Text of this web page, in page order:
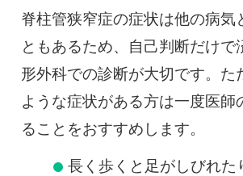
脊柱管狭窄症の症状は他の病気
ともあるため、自己判断だけで
形外科での診断が大切です。た
ような症状がある方は一度医師
ることをおすすめします。
長く歩くと足がしびれた